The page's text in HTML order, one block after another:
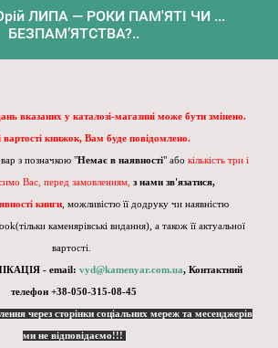
ЛИПА — РОКИ ПАМ'ЯТІ ЧИ ...
БЕЗПАМ’ЯТСТВА?..
вказаних у каталозі-магазині може бути змінено.
вартості книжок, Вам буде повідомлено.
з позначкою "Немає в наявності" або кількість три і
Вас, перед замовленням, з нами зв'язатися,
книги , можливістю її додруку чи наявністю
каменярівські видання), а також її актуальної
вартості.
- email: vyd@kamenyar.com.ua, Контактний
телефон +38-050-315-08-45
через сторінки соціальних мереж та месенджерів
ми не відповідаємо!!!